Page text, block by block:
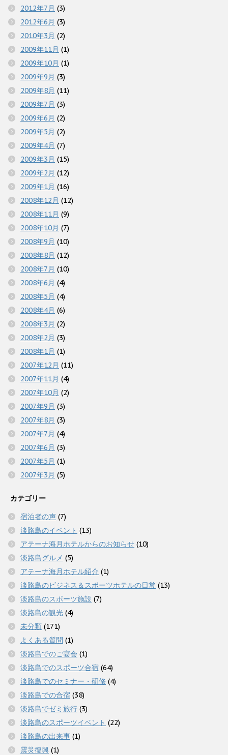
2012年7月 (3)
2012年6月 (3)
2010年3月 (2)
2009年11月 (1)
2009年10月 (1)
2009年9月 (3)
2009年8月 (11)
2009年7月 (3)
2009年6月 (2)
2009年5月 (2)
2009年4月 (7)
2009年3月 (15)
2009年2月 (12)
2009年1月 (16)
2008年12月 (12)
2008年11月 (9)
2008年10月 (7)
2008年9月 (10)
2008年8月 (12)
2008年7月 (10)
2008年6月 (4)
2008年5月 (4)
2008年4月 (6)
2008年3月 (2)
2008年2月 (3)
2008年1月 (1)
2007年12月 (11)
2007年11月 (4)
2007年10月 (2)
2007年9月 (3)
2007年8月 (3)
2007年7月 (4)
2007年6月 (3)
2007年5月 (1)
2007年3月 (5)
カテゴリー
宿泊者の声 (7)
淡路島のイベント (13)
アテーナ海月ホテルからのお知らせ (10)
淡路島グルメ (5)
アテーナ海月ホテル紹介 (1)
淡路島のビジネス＆スポーツホテルの日常 (13)
淡路島のスポーツ施設 (7)
淡路島の観光 (4)
未分類 (171)
よくある質問 (1)
淡路島でのご宴会 (1)
淡路島でのスポーツ合宿 (64)
淡路島でのセミナー・研修 (4)
淡路島での合宿 (38)
淡路島でゼミ旅行 (3)
淡路島のスポーツイベント (22)
淡路島の出来事 (1)
震災復興 (1)